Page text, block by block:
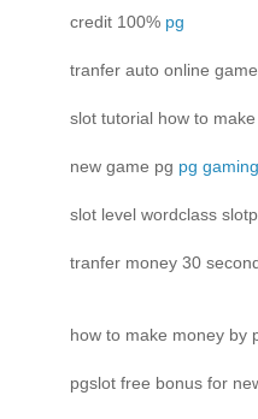
credit 100% pg
tranfer auto online game
slot tutorial how to
new game pg pg gaming
slot level wordclass
tranfer money 30
how to make money by
pgslot free bonus for